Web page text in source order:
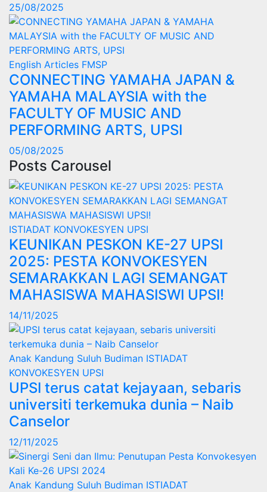
25/08/2025
English Articles FMSP
CONNECTING YAMAHA JAPAN &
YAMAHA MALAYSIA with the
FACULTY OF MUSIC AND
PERFORMING ARTS, UPSI
05/08/2025
Posts Carousel
ISTIADAT KONVOKESYEN UPSI
KEUNIKAN PESKON KE-27 UPSI
2025: PESTA KONVOKESYEN
SEMARAKKAN LAGI SEMANGAT
MAHASISWA MAHASISWI UPSI!
14/11/2025
Anak Kandung Suluh Budiman ISTIADAT
KONVOKESYEN UPSI
UPSI terus catat kejayaan, sebaris
universiti terkemuka dunia – Naib
Canselor
12/11/2025
Anak Kandung Suluh Budiman ISTIADAT